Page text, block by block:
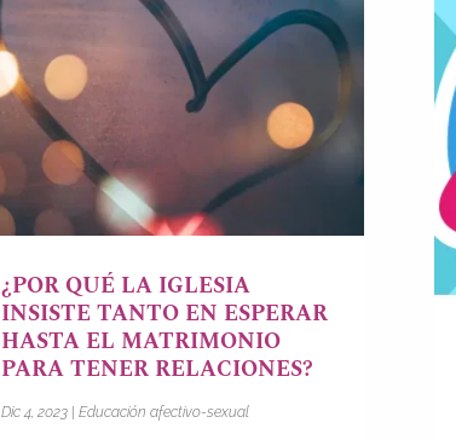
¿POR QUÉ LA IGLESIA
INSISTE TANTO EN ESPERAR
HASTA EL MATRIMONIO
PARA TENER RELACIONES?
Dic 4, 2023| Educación afectivo-sexual